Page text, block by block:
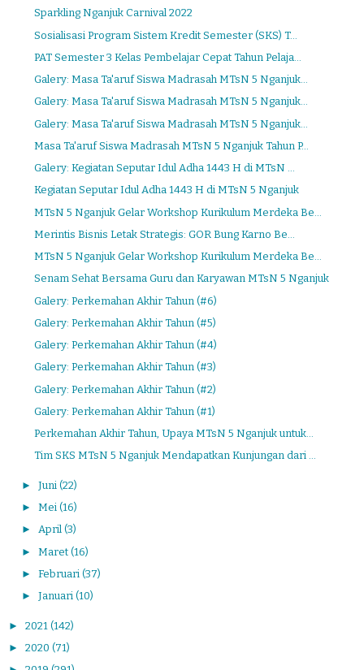
Sparkling Nganjuk Carnival 2022
Sosialisasi Program Sistem Kredit Semester (SKS) T...
PAT Semester 3 Kelas Pembelajar Cepat Tahun Pelaja...
Galery: Masa Ta'aruf Siswa Madrasah MTsN 5 Nganjuk...
Galery: Masa Ta'aruf Siswa Madrasah MTsN 5 Nganjuk...
Galery: Masa Ta'aruf Siswa Madrasah MTsN 5 Nganjuk...
Masa Ta'aruf Siswa Madrasah MTsN 5 Nganjuk Tahun P...
Galery: Kegiatan Seputar Idul Adha 1443 H di MTsN ...
Kegiatan Seputar Idul Adha 1443 H di MTsN 5 Nganjuk
MTsN 5 Nganjuk Gelar Workshop Kurikulum Merdeka Be...
Merintis Bisnis Letak Strategis: GOR Bung Karno Be...
MTsN 5 Nganjuk Gelar Workshop Kurikulum Merdeka Be...
Senam Sehat Bersama Guru dan Karyawan MTsN 5 Nganjuk
Galery: Perkemahan Akhir Tahun (#6)
Galery: Perkemahan Akhir Tahun (#5)
Galery: Perkemahan Akhir Tahun (#4)
Galery: Perkemahan Akhir Tahun (#3)
Galery: Perkemahan Akhir Tahun (#2)
Galery: Perkemahan Akhir Tahun (#1)
Perkemahan Akhir Tahun, Upaya MTsN 5 Nganjuk untuk...
Tim SKS MTsN 5 Nganjuk Mendapatkan Kunjungan dari ...
► Juni (22)
► Mei (16)
► April (3)
► Maret (16)
► Februari (37)
► Januari (10)
► 2021 (142)
► 2020 (71)